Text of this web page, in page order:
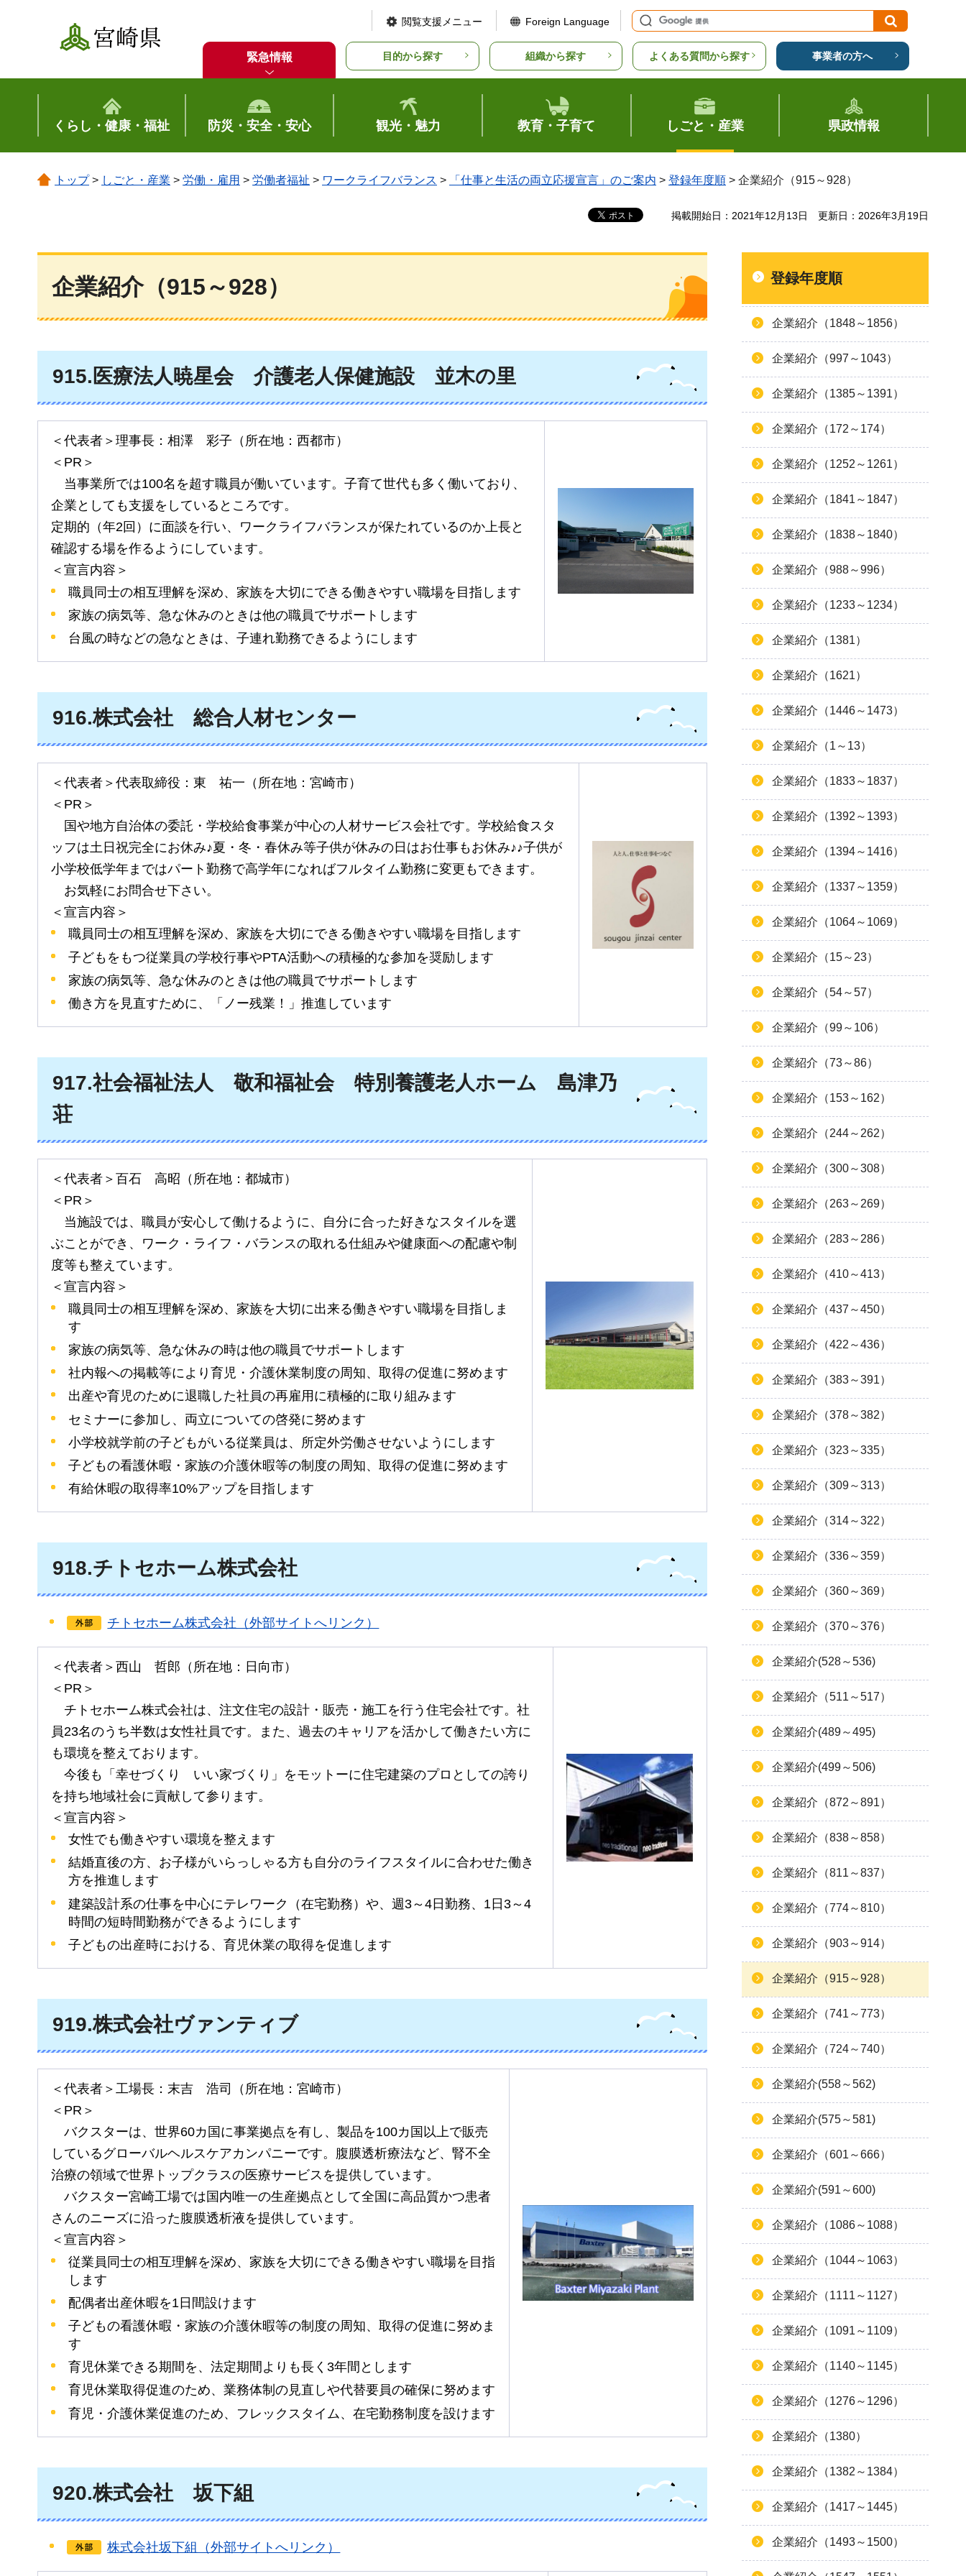
宮崎県
閲覧支援メニュー Foreign Language
緊急情報 目的から探す 組織から探す よくある質問から探す 事業者の方へ
くらし・健康・福祉 防災・安全・安心 観光・魅力 教育・子育て しごと・産業 県政情報
トップ> しごと・産業 > 労働・雇用 > 労働者福祉 > ワークライフバランス > 「仕事と生活の両立応援宣言」のご案内 > 登録年度順 > 企業紹介（915～928）
掲載開始日：2021年12月13日 更新日：2026年3月19日
企業紹介（915～928）
915.医療法人暁星会 介護老人保健施設 並木の里
＜代表者＞理事長：相澤 彩子 （所在地：西都市）
＜PR＞
当事業所では100名を超す職員が働いています。子育て世代も多く働いており、
企業としても支援をしているところです。
定期的（年2回）に面談を行い、ワークライフバランスが保たれているのか上長と
確認する場を作るようにしています。
＜宣言内容＞
職員同士の相互理解を深め、家族を大切にできる働きやすい職場を目指します
家族の病気等、急な休みのときは他の職員でサポートします
台風の時などの急なときは、子連れ勤務できるようにします
916.株式会社 総合人材センター
＜代表者＞代表取締役：東 祐一（所在地：宮崎市）
＜PR＞
国や地方自治体の委託・学校給食事業が中心の人材サービス会社です。学校給食スタ
ッフは土日祝完全にお休み♪夏・冬・春休み等子供が休みの日はお仕事もお休み♪♪子供が
小学校低学年まではパート勤務で高学年になればフルタイム勤務に変更もできます。
お気軽にお問合せ下さい。
＜宣言内容＞
職員同士の相互理解を深め、家族を大切にできる働きやすい職場を目指します
子どもをもつ従業員の学校行事やPTA活動への積極的な参加を奨励します
家族の病気等、急な休みのときは他の職員でサポートします
働き方を見直すために、「ノー残業！」推進しています
917.社会福祉法人 敬和福祉会 特別養護老人ホーム 島津乃
荘
＜代表者＞百石 高昭（所在地：都城市）
＜PR＞
当施設では、職員が安心して働けるように、自分に合った好きなスタイルを選
ぶことができ、ワーク・ライフ・バランスの取れる仕組みや健康面への配慮や制
度等も整えています。
＜宣言内容＞
職員同士の相互理解を深め、家族を大切に出来る働きやすい職場を目指しま
す
家族の病気等、急な休みの時は他の職員でサポートします
社内報への掲載等により育児・介護休業制度の周知、取得の促進に努めます
出産や育児のために退職した社員の再雇用に積極的に取り組みます
セミナーに参加し、両立についての啓発に努めます
小学校就学前の子どもがいる従業員は、所定外労働させないようにします
子どもの看護休暇・家族の介護休暇等の制度の周知、取得の促進に努めます
有給休暇の取得率10%アップを目指します
918.チトセホーム株式会社
チトセホーム株式会社（外部サイトへリンク）
＜代表者＞西山 哲郎（所在地：日向市）
＜PR＞
チトセホーム株式会社は、注文住宅の設計・販売・施工を行う住宅会社です。社
員23名のうち半数は女性社員です。また、過去のキャリアを活かして働きたい方に
も環境を整えております。
今後も「幸せづくり いい家づくり」をモットーに住宅建築のプロとしての誇り
を持ち地域社会に貢献して参ります。
＜宣言内容＞
女性でも働きやすい環境を整えます
結婚直後の方、お子様がいらっしゃる方も自分のライフスタイルに合わせた働き
方を推進します
建築設計系の仕事を中心にテレワーク（在宅勤務）や、週3～4日勤務、1日3～4
時間の短時間勤務ができるようにします
子どもの出産時における、育児休業の取得を促進します
919.株式会社ヴァンティブ
＜代表者＞工場長：末吉 浩司（所在地：宮崎市）
＜PR＞
バクスターは、世界60カ国に事業拠点を有し、製品を100カ国以上で販売
しているグローバルヘルスケアカンパニーです。腹膜透析療法など、腎不全
治療の領域で世界トップクラスの医療サービスを提供しています。
バクスター宮崎工場では国内唯一の生産拠点として全国に高品質かつ患者
さんのニーズに沿った腹膜透析液を提供しています。
＜宣言内容＞
従業員同士の相互理解を深め、家族を大切にできる働きやすい職場を目指
します
配偶者出産休暇を1日間設けます
子どもの看護休暇・家族の介護休暇等の制度の周知、取得の促進に努めま
す
育児休業できる期間を、法定期間よりも長く3年間とします
育児休業取得促進のため、業務体制の見直しや代替要員の確保に努めます
育児・介護休業促進のため、フレックスタイム、在宅勤務制度を設けます
920.株式会社 坂下組
株式会社坂下組（外部サイトへリンク）
登録年度順
企業紹介（1848～1856）
企業紹介（997～1043）
企業紹介（1385～1391）
企業紹介（172～174）
企業紹介（1252～1261）
企業紹介（1841～1847）
企業紹介（1838～1840）
企業紹介（988～996）
企業紹介（1233～1234）
企業紹介（1381）
企業紹介（1621）
企業紹介（1446～1473）
企業紹介（1～13）
企業紹介（1833～1837）
企業紹介（1392～1393）
企業紹介（1394～1416）
企業紹介（1337～1359）
企業紹介（1064～1069）
企業紹介（15～23）
企業紹介（54～57）
企業紹介（99～106）
企業紹介（73～86）
企業紹介（153～162）
企業紹介（244～262）
企業紹介（300～308）
企業紹介（263～269）
企業紹介（283～286）
企業紹介（410～413）
企業紹介（437～450）
企業紹介（422～436）
企業紹介（383～391）
企業紹介（378～382）
企業紹介（323～335）
企業紹介（309～313）
企業紹介（314～322）
企業紹介（336～359）
企業紹介（360～369）
企業紹介（370～376）
企業紹介(528～536)
企業紹介（511～517）
企業紹介(489～495)
企業紹介(499～506)
企業紹介（872～891）
企業紹介（838～858）
企業紹介（811～837）
企業紹介（774～810）
企業紹介（903～914）
企業紹介（915～928）
企業紹介（741～773）
企業紹介（724～740）
企業紹介(558～562)
企業紹介(575～581)
企業紹介（601～666）
企業紹介(591～600)
企業紹介（1086～1088）
企業紹介（1044～1063）
企業紹介（1111～1127）
企業紹介（1091～1109）
企業紹介（1140～1145）
企業紹介（1276～1296）
企業紹介（1380）
企業紹介（1382～1384）
企業紹介（1417～1445）
企業紹介（1493～1500）